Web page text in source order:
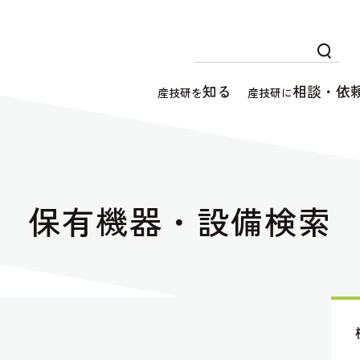
産技研を知る 産技研に相談・依
保有機器・設備検索